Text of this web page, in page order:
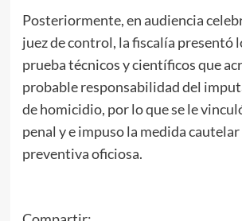
Posteriormente, en audiencia
juez de control, la fiscalía presentó
prueba técnicos y científicos que
probable responsabilidad del
de homicidio, por lo que se le
penal y e impuso la medida
preventiva oficiosa.